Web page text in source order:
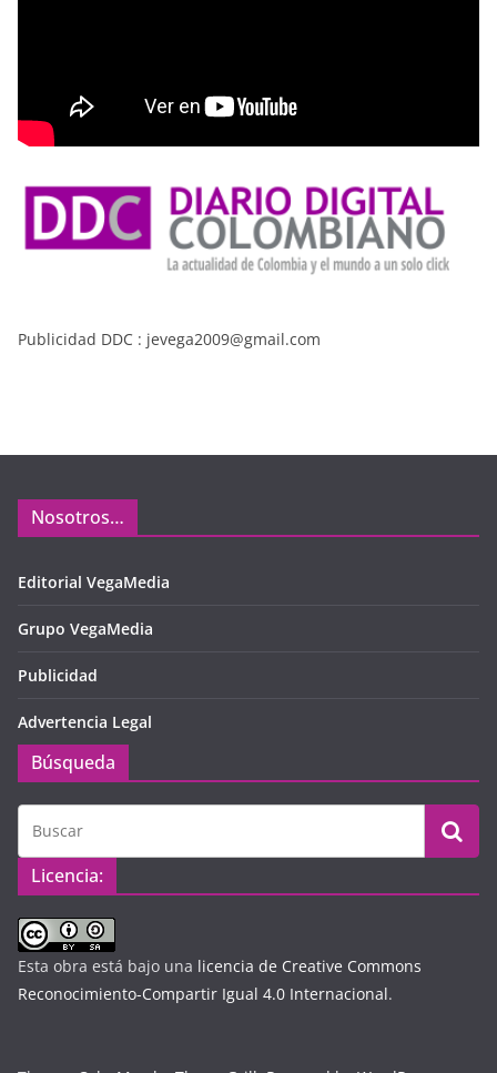
Publicidad DDC : jevega2009@gmail.com
Nosotros…
Editorial VegaMedia
Grupo VegaMedia
Publicidad
Advertencia Legal
Búsqueda
Licencia:
Esta obra está bajo una licencia de Creative Commons
Reconocimiento-Compartir Igual 4.0 Internacional.